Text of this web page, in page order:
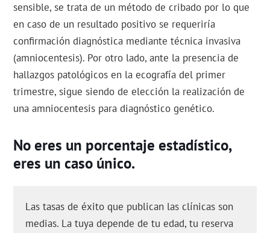
sensible, se trata de un método de cribado por lo que
en caso de un resultado positivo se requeriría
confirmación diagnóstica mediante técnica invasiva
(amniocentesis). Por otro lado, ante la presencia de
hallazgos patológicos en la ecografía del primer
trimestre, sigue siendo de elección la realización de
una amniocentesis para diagnóstico genético.
No eres un porcentaje estadístico,
eres un caso único.
Las tasas de éxito que publican las clínicas son
medias. La tuya depende de tu edad, tu reserva